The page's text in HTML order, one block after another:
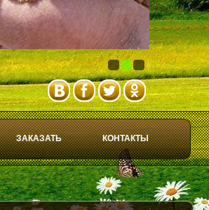
ЗАКАЗАТЬ КОНТАКТЫ
1 2 3